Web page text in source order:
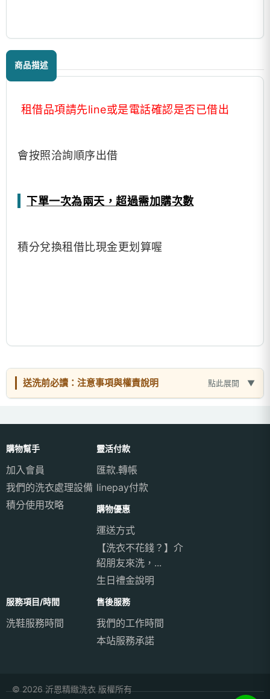
商品描述
租借品項請先line或是電話確認是否已借出
會按照洽詢順序出借
下單一次為兩天，超過需加購次數
積分兌換租借比現金更划算喔
送洗前必讀：注意事項與權責說明 點此展開
購物幫手
加入會員
我們的洗衣處理設備
積分使用攻略
靈活付款
匯款.轉帳
linepay付款
購物優惠
運送方式
【洗衣不花錢？】介
紹朋友來洗，...
生日禮金說明
服務項目/時間
洗鞋服務時間
售後服務
我們的工作時間
本站服務承諾
© 2026 沂恩精緻洗衣 版權所有